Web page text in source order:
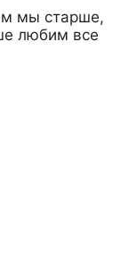
мы старше,
любим все